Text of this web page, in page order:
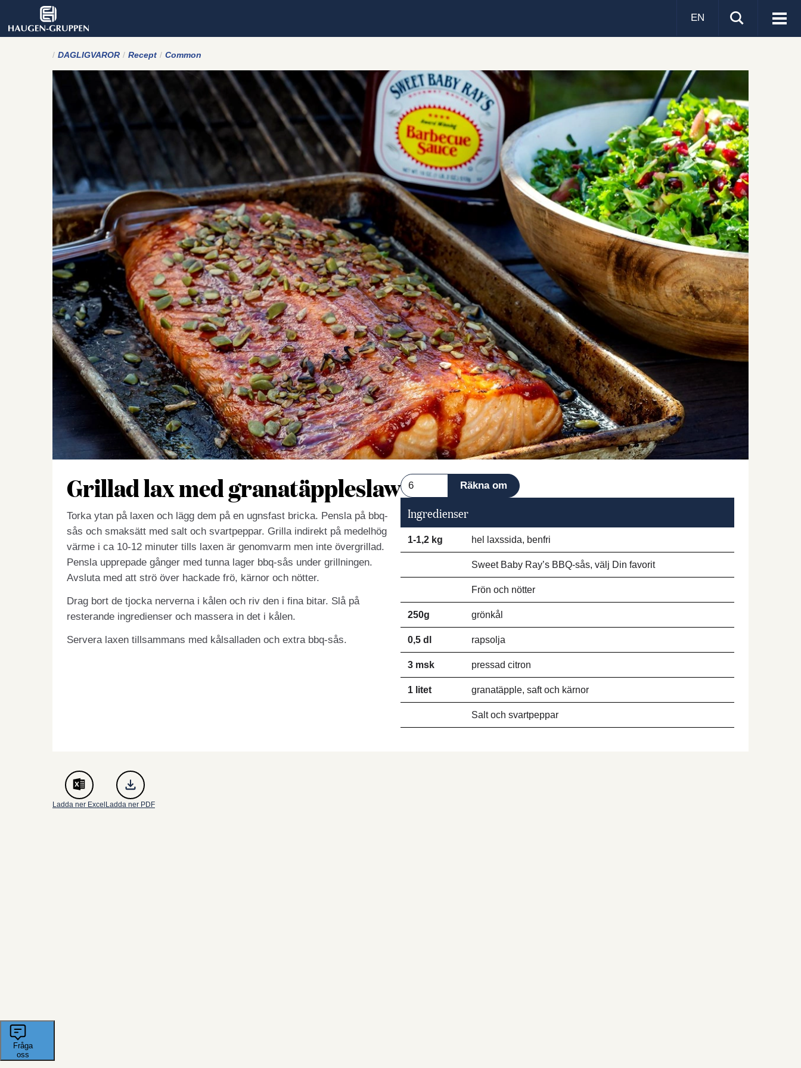
Visa
EN
DAGLIGVAROR Recept Common
Grillad lax med granatäppleslaw
Torka ytan på laxen och lägg dem på en ugnsfast bricka. Pensla på bbq-
sås och smaksätt med salt och svartpeppar. Grilla indirekt på medelhög
värme i ca 10-12 minuter tills laxen är genomvarm men inte övergrillad.
Pensla upprepade gånger med tunna lager bbq-sås under grillningen.
Avsluta med att strö över hackade frö, kärnor och nötter.
Drag bort de tjocka nerverna i kålen och riv den i fina bitar. Slå på
resterande ingredienser och massera in det i kålen.
Servera laxen tillsammans med kålsalladen och extra bbq-sås.
Ingredienser
1-1,2 kg hel laxssida, benfri
Sweet Baby Ray’s BBQ-sås, välj Din favorit
Frön och nötter
250g grönkål
0,5 dl rapsolja
3 msk pressad citron
1 litet granatäpple, saft och kärnor
Salt och svartpeppar
Ladda ner Excel Ladda ner PDF